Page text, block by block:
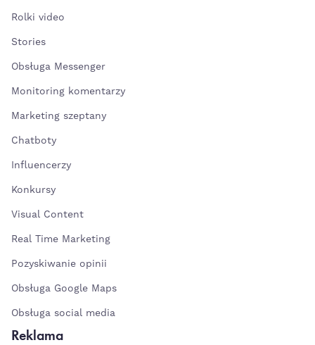
Rolki video
Stories
Obsługa Messenger
Monitoring komentarzy
Marketing szeptany
Chatboty
Influencerzy
Konkursy
Visual Content
Real Time Marketing
Pozyskiwanie opinii
Obsługa Google Maps
Obsługa social media
Reklama